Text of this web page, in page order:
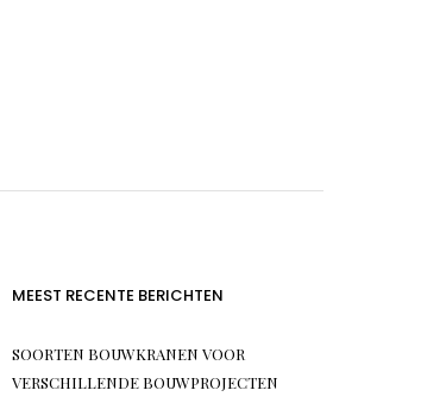
MEEST RECENTE BERICHTEN
SOORTEN BOUWKRANEN VOOR
VERSCHILLENDE BOUWPROJECTEN